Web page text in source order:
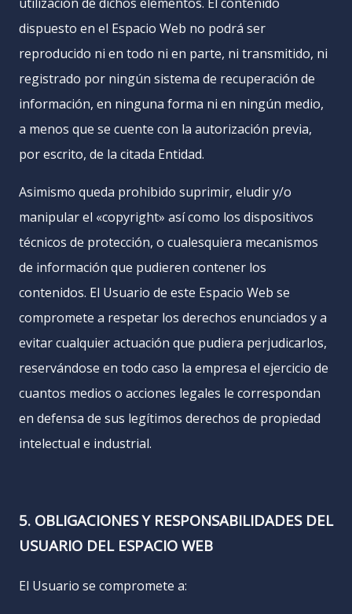
dispuesto en el Espacio Web no podrá ser
reproducido ni en todo ni en parte, ni transmitido, ni
registrado por ningún sistema de recuperación de
información, en ninguna forma ni en ningún medio,
a menos que se cuente con la autorización previa,
por escrito, de la citada Entidad.
Asimismo queda prohibido suprimir, eludir y/o
manipular el «copyright» así como los dispositivos
técnicos de protección, o cualesquiera mecanismos
de información que pudieren contener los
contenidos. El Usuario de este Espacio Web se
compromete a respetar los derechos enunciados y a
evitar cualquier actuación que pudiera perjudicarlos,
reservándose en todo caso la empresa el ejercicio de
cuantos medios o acciones legales le correspondan
en defensa de sus legítimos derechos de propiedad
intelectual e industrial.
5. OBLIGACIONES Y RESPONSABILIDADES DEL
USUARIO DEL ESPACIO WEB
El Usuario se compromete a: